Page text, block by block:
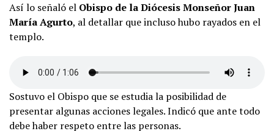
Así lo señaló el Obispo de la Diócesis Monseñor Juan
María Agurto, al detallar que incluso hubo rayados en el
templo.
Sostuvo el Obispo que se estudia la posibilidad de
presentar algunas acciones legales. Indicó que ante todo
debe haber respeto entre las personas.